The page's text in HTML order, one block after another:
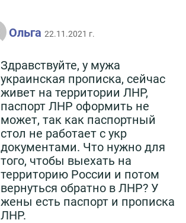
Ольга 22.11.2021 г.
Здравствуйте, у мужа
украинская прописка, сейчас
живет на территории ЛНР,
паспорт ЛНР оформить не
может, так как паспортный
стол не работает с укр
документами. Что нужно для
того, чтобы выехать на
территорию России и потом
вернуться обратно в ЛНР? У
жены есть паспорт и прописка
ЛНР.